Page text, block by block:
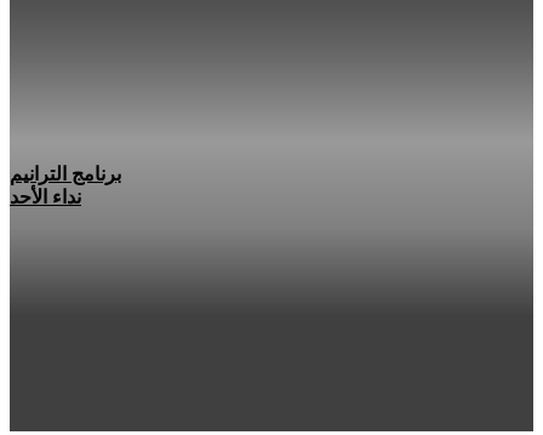
برنامج الترانيم
نداء الأحد